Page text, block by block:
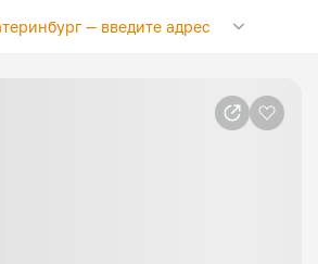
—введите адрес